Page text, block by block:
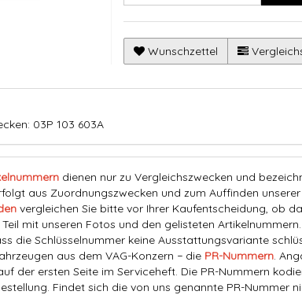
Wunschzettel
03P 103 603A
dienen nur zu Vergleichszwecken und
aus Zuordnungszwecken und zum Auffinden
vergleichen Sie bitte vor Ihrer Kaufentscheidung, ob
mit unseren Fotos und den gelisteten
die Schlüsselnummer keine Ausstattungsvariante
aus dem VAG-Konzern − die PR-Nummern.
der ersten Seite im Serviceheft. Die PR-Nummern
Findet sich die von uns genannte PR-Nummer